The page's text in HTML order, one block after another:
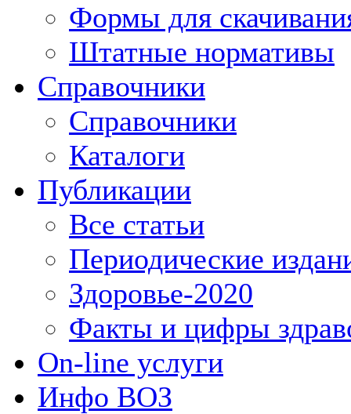
Формы для
Штатные нормативы
Справочники
Справочники
Каталоги
Публикации
Все статьи
Периодические
Здоровье-2020
Факты и цифры
On-line услуги
Инфо ВОЗ